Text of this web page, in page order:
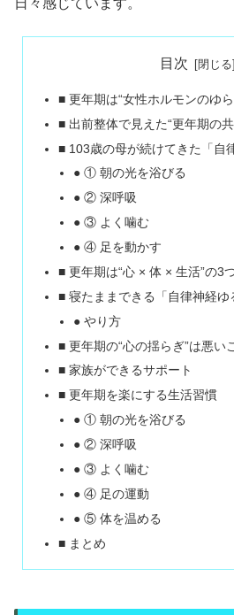
日々感じています。
目次
■ 更年期は“女性ホルモンのゆ
■ 出前整体で見えた“更年期の
■ 103歳の母が続けてきた「自
● ① 朝の光を浴びる
● ② 深呼吸
● ③ よく噛む
● ④ 足を動かす
■ 更年期は“心 × 体 × 生活”の3
■ 寝たままできる「自律神経ゆ
● やり方
■ 更年期の“心の揺らぎ”は悪い
■ 家族ができるサポート
■ 更年期を楽にする生活習慣
● ① 朝の光を浴びる
● ② 深呼吸
● ③ よく噛む
● ④ 足の運動
● ⑤ 体を温める
■ まとめ